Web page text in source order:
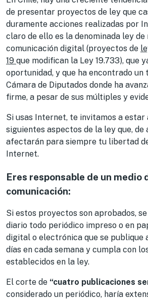
de presentar proyectos de ley que
duramente acciones realizadas por
claro de ello es la denominada ley de
comunicación digital (proyectos de
19 que modifican la Ley 19.733), que
oportunidad, y que ha encontrado
Cámara de Diputados donde ha
firme, a pesar de sus múltiples y
Si usas Internet, te invitamos a estar
siguientes aspectos de la ley que, de
afectarán para siempre tu libertad
Internet.
Eres responsable de un medio
comunicación:
Si estos proyectos son aprobados,
diario todo periódico impreso o en
digital o electrónica que se publique
días en cada semana y cumpla con
establecidos en la ley.
El corte de “cuatro publicaciones
considerado un periódico, haría